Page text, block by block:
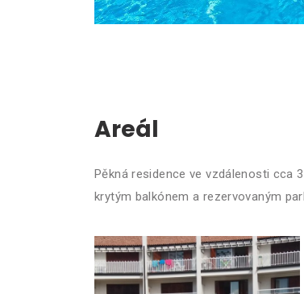
Areál
Pěkná residence ve vzdálenosti cca
krytým balkónem a rezervovaným